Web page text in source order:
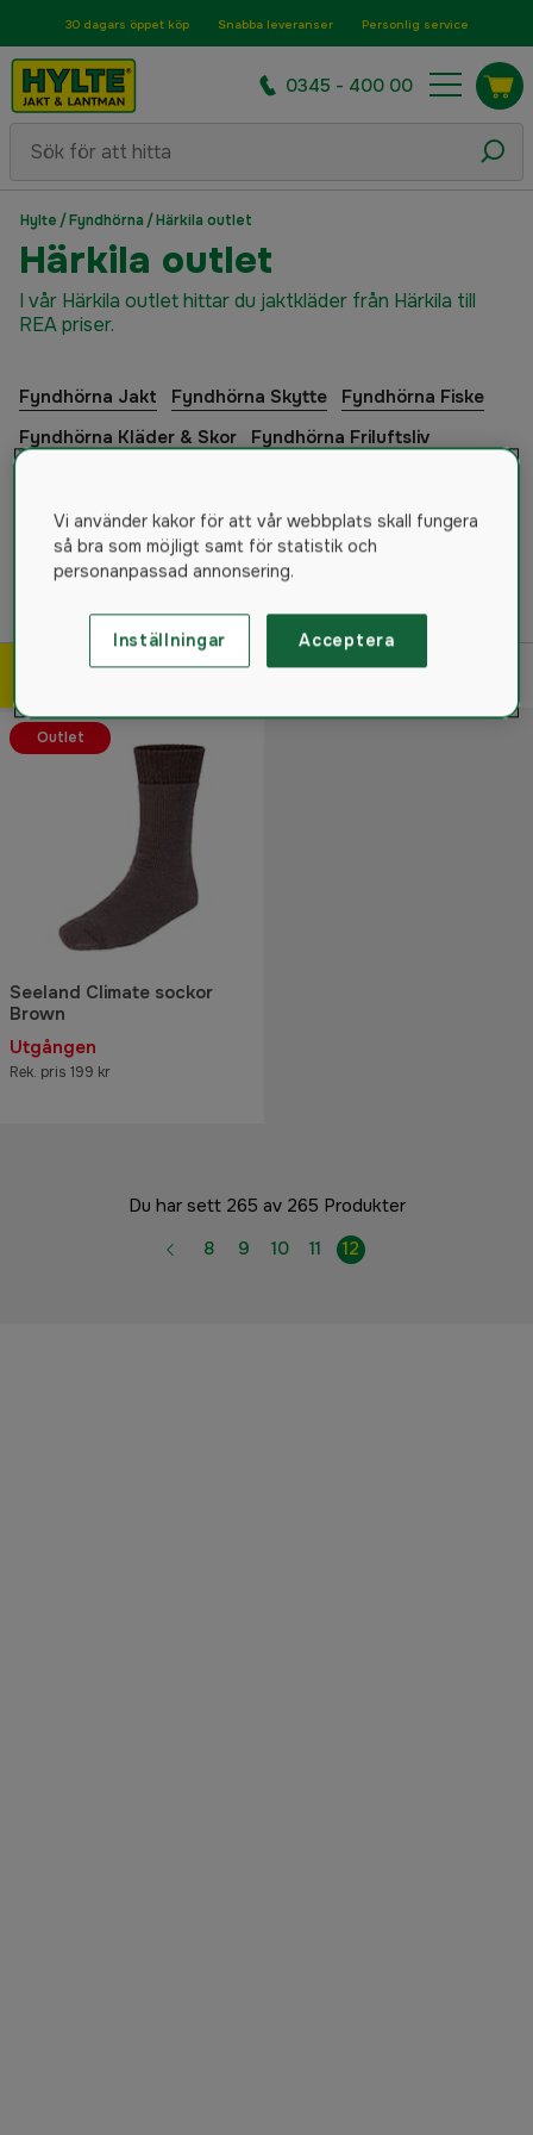
30 dagars öppet köp Snabba leveranser Personlig service
0345 - 400 00
Hylte /Fyndhörna/Härkila outlet
Härkila outlet
I vår Härkila outlet hittar du jaktkläder från Härkila till
REA priser.
Fyndhörna Jakt Fyndhörna Skytte
Fyndhörna Fiske
Fyndhörna Kläder & Skor
Fyndhörna Friluftsliv
Fyndhörna Hem & Hushåll Fyndhörna Bygg & Verktyg
Fyndhörna Djur & Lantbruk
Swedteam outlet
Filtrera & sortera 265produkter
Seeland Climate sockor
Brown
Utgången
Rek. pris 199 kr
Outlet
Du har sett 265 av 265 Produkter
8
9 10 11 12
Vi använder kakor för att vår webbplats skall fungera
så bra som möjligt samt för statistik och
personanpassad annonsering.
Inställningar Acceptera